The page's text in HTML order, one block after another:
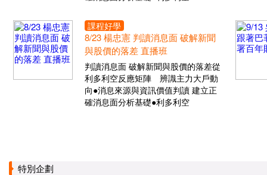
課程好學
8/23 楊忠憲 判讀消息面 破解新聞
與股價的落差 直播班
判讀消息面 破解新聞與股價的落差從
利多利空反應矩陣 辨識主力大戶動
向●消息來源與資訊價值判讀 建立正
確消息面分析基礎●利多利空
特別企劃